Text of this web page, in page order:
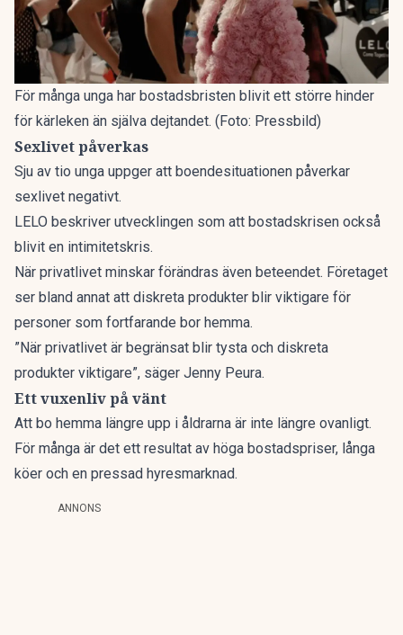
För många unga har bostadsbristen blivit ett större hinder
för kärleken än själva dejtandet. (Foto: Pressbild)
Sexlivet påverkas
Sju av tio unga uppger att boendesituationen påverkar
sexlivet negativt.
LELO beskriver utvecklingen som att bostadskrisen också
blivit en intimitetskris.
När privatlivet minskar förändras även beteendet. Företaget
ser bland annat att diskreta produkter blir viktigare för
personer som fortfarande bor hemma.
”När privatlivet är begränsat blir tysta och diskreta
produkter viktigare”, säger Jenny Peura.
Ett vuxenliv på vänt
Att bo hemma längre upp i åldrarna är inte längre ovanligt.
För många är det ett resultat av höga bostadspriser, långa
köer och en pressad hyresmarknad.
ANNONS